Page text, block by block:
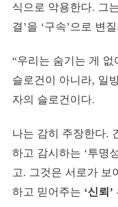
식으로 악용한다. 그
결’을 ‘구속’으로 변
“우리는 숨기는 게 없
슬로건이 아니라, 일
자의 슬로건이다.
나는 감히 주장한다.
하고 감시하는 ‘투명
고. 그것은 서로가 보
하고 믿어주는 ‘신뢰’